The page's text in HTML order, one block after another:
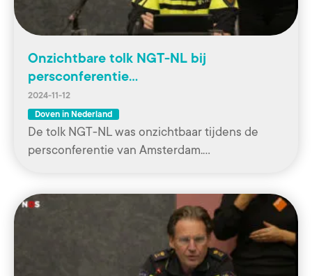
Onzichtbare tolk NGT-NL bij
persconferentie…
2024-11-12
Doven in Nederland
De tolk NGT-NL was onzichtbaar tijdens de
persconferentie van Amsterdam.…